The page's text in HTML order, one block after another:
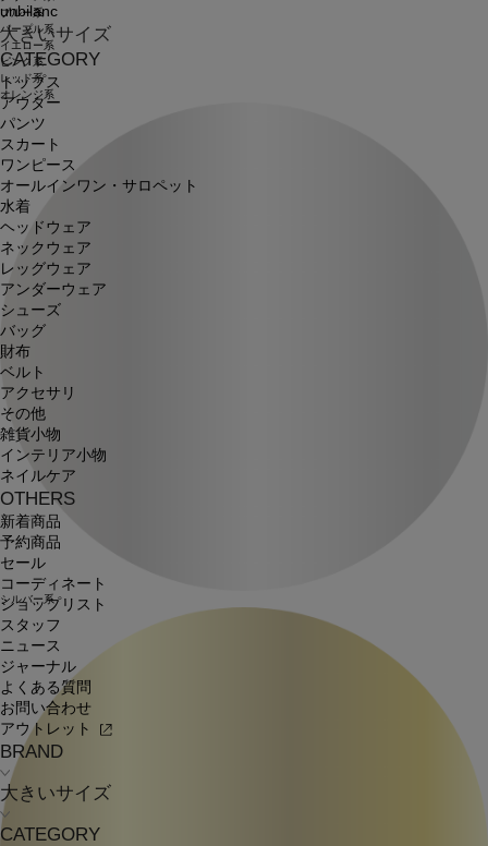
unbilanc
大きいサイズ
CATEGORY
トップス
アウター
パンツ
スカート
ワンピース
オールインワン・サロペット
水着
ヘッドウェア
ネックウェア
レッグウェア
アンダーウェア
シューズ
バッグ
財布
ベルト
アクセサリ
その他
雑貨小物
インテリア小物
ネイルケア
OTHERS
新着商品
予約商品
セール
コーディネート
ショップリスト
スタッフ
ニュース
ジャーナル
よくある質問
お問い合わせ
アウトレット
BRAND
大きいサイズ
CATEGORY
ブルー系
パープル系
イエロー系
ピンク系
レッド系
オレンジ系
シルバー系